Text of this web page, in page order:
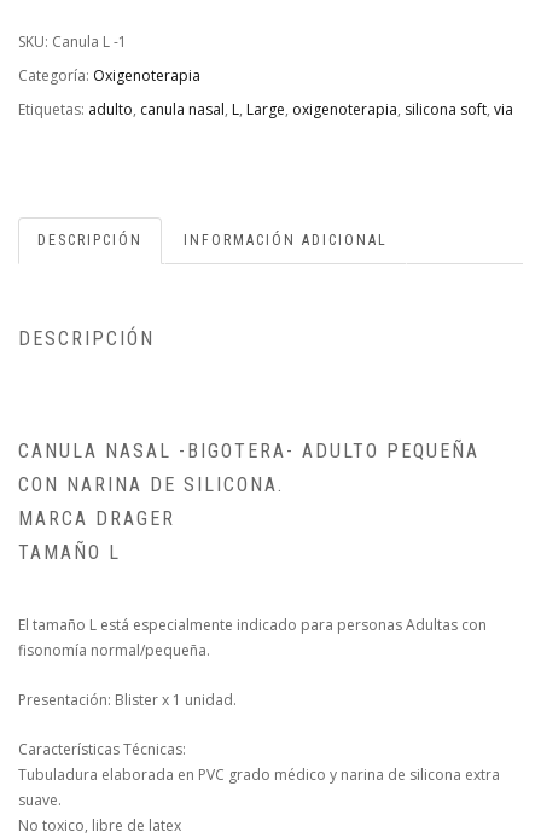
SKU: Canula L -1
Categoría: Oxigenoterapia
Etiquetas: adulto, canula nasal, L, Large, oxigenoterapia, silicona soft, via
DESCRIPCIÓN INFORMACIÓN ADICIONAL
DESCRIPCIÓN
CANULA NASAL -BIGOTERA- ADULTO PEQUEÑA
CON NARINA DE SILICONA.
MARCA DRAGER
TAMAÑO L
El tamaño L está especialmente indicado para personas Adultas con
fisonomía normal/pequeña.
Presentación: Blister x 1 unidad.
Características Técnicas:
Tubuladura elaborada en PVC grado médico y narina de silicona extra
suave.
No toxico, libre de latex